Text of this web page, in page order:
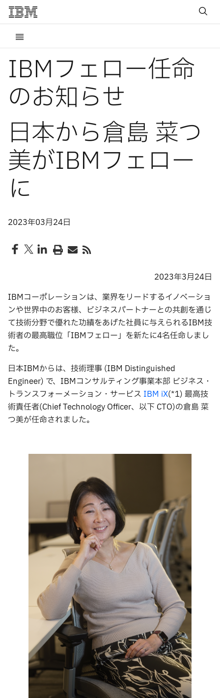
IBMフェロー任命
のお知らせ
日本から倉島 菜つ
美がIBMフェロー
に
2023年03月24日
2023年3月24日
IBMコーポレーションは、業界をリードするイノベーショ
ンや世界中のお客様、ビジネスパートナーとの共創を通じ
て技術分野で優れた功績をあげた社員に与えられるIBM技
術者の最高職位「IBMフェロー」を新たに4名任命しまし
た。
日本IBMからは、技術理事 (IBM Distinguished
Engineer) で、IBMコンサルティング事業本部 ビジネス・
トランスフォーメーション・サービス IBM iX(*1) 最高技
術責任者(Chief Technology Officer、以下 CTO)の倉島 菜
つ美が任命されました。